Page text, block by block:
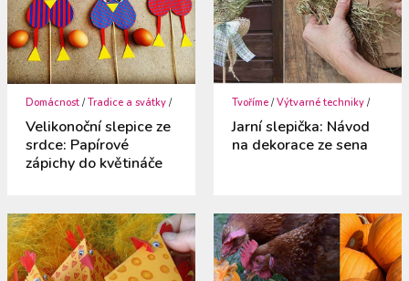
Domácnost /Tradice a svátky /
Velikonoční slepice ze
srdce: Papírové
zápichy do květináče
Tvoříme /Výtvarné techniky /
Jarní slepička: Návod
na dekorace ze sena